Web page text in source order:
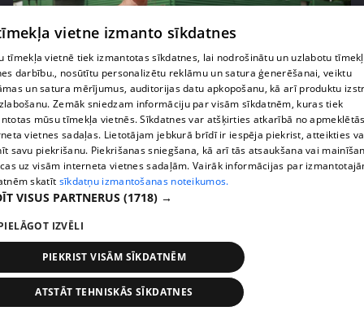
pirms 1 nedēļas, 1 dienas 00:05:05
Melleņu zelta drudzis: kas nosaka iepirkuma
cenu?
409. epizode
vietne izmanto sīkdatnes
tīmekļa vietnē tiek izmantotas sīkdatnes, lai nodrošinātu un uzlabotu
darbību., nosūtītu personalizētu reklāmu un satura ģenerēšanai, veiktu
un satura mērījumus, auditorijas datu apkopošanu, kā arī produktu
Zemāk sniedzam informāciju par visām sīkdatnēm, kuras tiek
mūsu tīmekļa vietnēs. Sīkdatnes var atšķirties atkarībā no
vietnes sadaļas. Lietotājam jebkurā brīdī ir iespēja piekrist, atteikties
savu piekrišanu. Piekrišanas sniegšana, kā arī tās atsaukšana vai
uz visām interneta vietnes sadaļām. Vairāk informācijas par
skatīt sīkdatņu izmantošanas noteikumos.
VISUS PARTNERUS (1718) →
IZVĒLI
PIEKRIST VISĀM SĪKDATNĒM
ATSTĀT TEHNISKĀS SĪKDATNES